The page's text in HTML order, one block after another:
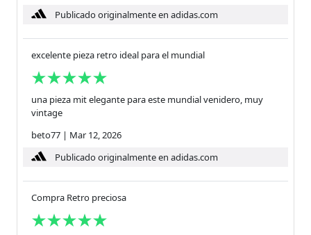
Publicado originalmente en adidas.com
excelente pieza retro ideal para el mundial
una pieza mit elegante para este mundial venidero, muy
vintage
beto77 | Mar 12, 2026
Publicado originalmente en adidas.com
Compra Retro preciosa